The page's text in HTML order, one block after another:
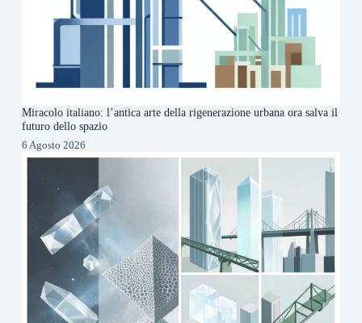
Miracolo italiano: l’antica arte della rigenerazione urbana ora salva il
futuro dello spazio
6 Agosto 2026